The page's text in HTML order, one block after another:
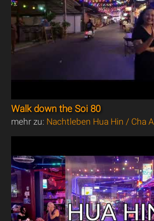
Walk down the Soi 80
mehr zu: Nachtleben Hua Hin / Cha